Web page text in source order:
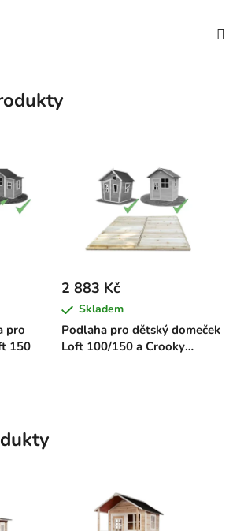
pro
150
Podlaha pro dětský domeček
Loft 100/150 a Crooky
2 883 Kč
Skladem